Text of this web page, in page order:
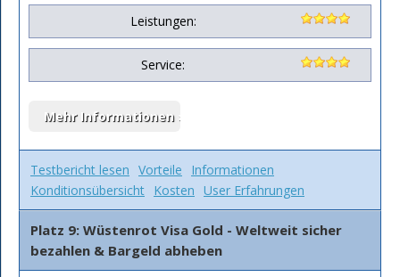
Leistungen:
Service:
Testbericht lesen Vorteile
Informationen
Konditionsübersicht Kosten User Erfahrungen
Platz 9: Wüstenrot Visa Gold - Weltweit sicher
bezahlen & Bargeld abheben